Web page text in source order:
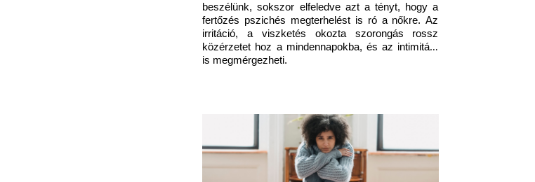
beszélünk, sokszor elfeledve azt a tényt, hogy a
fertőzés pszichés megterhelést is ró a nőkre. Az
irritáció, a viszketés okozta szorongás rossz
közérzetet hoz a mindennapokba, és az intimitást
is megmérgezheti.